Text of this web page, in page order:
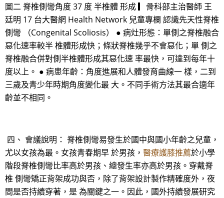
圖二 脊椎側彎角度 37 度 半椎體 形成 ▎骨科部主治醫師 王
廷明 17 台大醫網 Health Network 兒童專欄 認識先天性脊椎
側彎 （Congenital Scoliosis） ● 病灶形態：單側之脊椎融合
惡化速率較半 椎體形成快；條狀脊椎幾乎不會惡化；單 側之
脊椎融合併對側半椎體形成其惡化速 率最快，可達到每年十
度以上。 ● 病患年齡：角度進展和人體發育曲線一 樣，二到
三歲及青少年時期角度變化最 大。不同手術方法其最合適年
齡並不相同。
四、 會議說明： 脊椎側彎易發生於國中與國小年齡之兒童，
尤以女孩為最。女孩青春期早 於男孩， 醫療護膝推薦於小學
階段脊椎側彎比率高於男孩、總發生率亦高於男孩。穿戴脊
椎 側彎矯正背架成功與否，除了背架設計製作精確度外，夜
間是否持續穿著，是 為關鍵之一。因此，國外持續發展研究